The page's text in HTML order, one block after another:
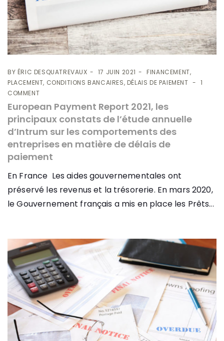
BY ÉRIC DESQUATREVAUX 17 JUIN 2021
FINANCEMENT,
PLACEMENT, CONDITIONS BANCAIRES, DÉLAIS DE PAIEMENT
1
COMMENT
European Payment Report 2021, les
principaux constats de l’étude annuelle
d’Intrum sur les comportements des
entreprises en matière de délais de
paiement
En France Les aides gouvernementales ont
préservé les revenus et la trésorerie. En mars 2020,
le Gouvernement français a mis en place les Prêts...